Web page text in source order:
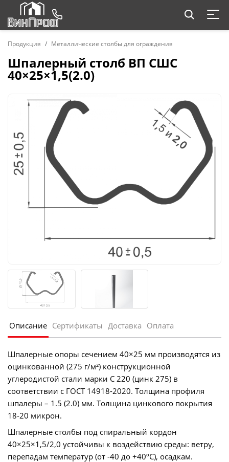
Продукция Металлические столбы для ограждения
Шпалерный столб ВП СШС
40×25×1,5(2.0)
Описание Сертификаты Доставка Оплата
Шпалерные опоры сечением 40×25 мм производятся из
оцинкованной (275 г/м²) конструкционной
углеродистой стали марки С 220 (цинк 275) в
соответствии с ГОСТ 14918-2020. Толщина профиля
шпалеры – 1.5 (2.0) мм. Толщина цинкового покрытия
18-20 микрон.
Шпалерные столбы под спиральный кордон
40×25×1,5/2,0 устойчивы к воздействию среды: ветру,
перепадам температур (от -40 до +40ºС), осадкам.